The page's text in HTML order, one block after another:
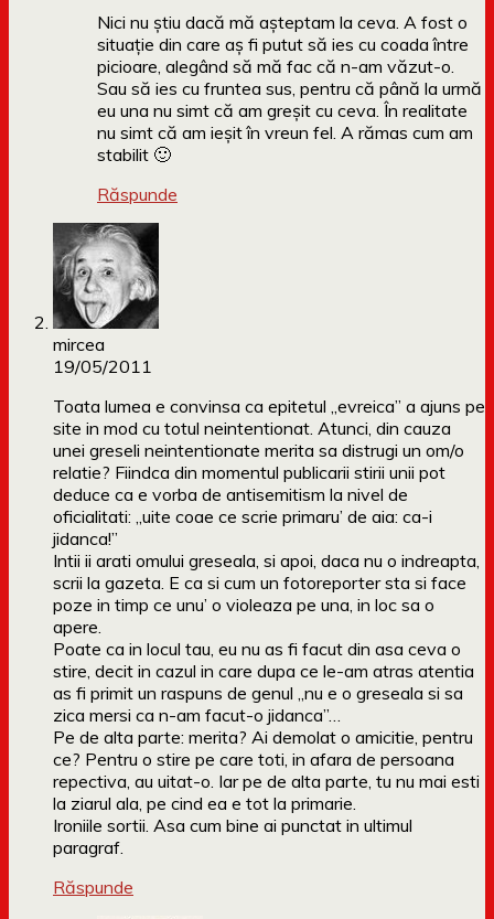
Nici nu știu dacă mă așteptam la ceva. A fost o
situație din care aș fi putut să ies cu coada între
picioare, alegând să mă fac că n-am văzut-o.
Sau să ies cu fruntea sus, pentru că până la urmă
eu una nu simt că am greșit cu ceva. În realitate
nu simt că am ieșit în vreun fel. A rămas cum am
stabilit 🙂
Răspunde
mircea
19/05/2011
Toata lumea e convinsa ca epitetul „evreica” a ajuns pe
site in mod cu totul neintentionat. Atunci, din cauza
unei greseli neintentionate merita sa distrugi un om/o
relatie? Fiindca din momentul publicarii stirii unii pot
deduce ca e vorba de antisemitism la nivel de
oficialitati: „uite coae ce scrie primaru’ de aia: ca-i
jidanca!”
Intii ii arati omului greseala, si apoi, daca nu o indreapta,
scrii la gazeta. E ca si cum un fotoreporter sta si face
poze in timp ce unu’ o violeaza pe una, in loc sa o
apere.
Poate ca in locul tau, eu nu as fi facut din asa ceva o
stire, decit in cazul in care dupa ce le-am atras atentia
as fi primit un raspuns de genul „nu e o greseala si sa
zica mersi ca n-am facut-o jidanca”…
Pe de alta parte: merita? Ai demolat o amicitie, pentru
ce? Pentru o stire pe care toti, in afara de persoana
repectiva, au uitat-o. Iar pe de alta parte, tu nu mai esti
la ziarul ala, pe cind ea e tot la primarie.
Ironiile sortii. Asa cum bine ai punctat in ultimul
paragraf.
Răspunde